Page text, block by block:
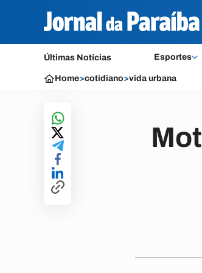
Últimas Notícias Esportes
Home>cotidiano>vida urbana